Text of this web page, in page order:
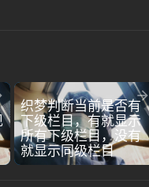
织梦判断当前是否有
下级栏目，有就显示
所有下级栏目，没有
就显示同级栏目
